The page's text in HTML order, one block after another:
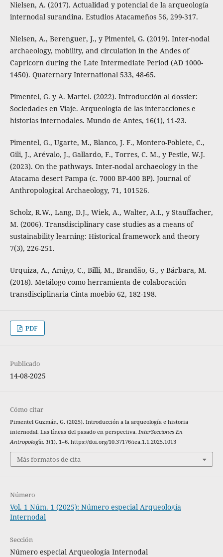
Nielsen, A. (2017). Actualidad y potencial de la arqueología
internodal surandina. Estudios Atacameños 56, 299-317.
Nielsen, A., Berenguer, J., y Pimentel, G. (2019). Inter-nodal
archaeology, mobility, and circulation in the Andes of
Capricorn during the Late Intermediate Period (AD 1000-
1450). Quaternary International 533, 48-65.
Pimentel, G. y A. Martel. (2022). Introducción al dossier:
Sociedades en Viaje. Arqueología de las interacciones e
historias internodales. Mundo de Antes, 16(1), 11-23.
Pimentel, G., Ugarte, M., Blanco, J. F., Montero-Poblete, C.,
Gili, J., Arévalo, J., Gallardo, F., Torres, C. M., y Pestle, W.J.
(2023). On the pathways. Inter-nodal archaeology in the
Atacama desert Pampa (c. 7000 BP-400 BP). Journal of
Anthropological Archaeology, 71, 101526.
Scholz, R.W., Lang, D.J., Wiek, A., Walter, A.I., y Stauffacher,
M. (2006). Transdisciplinary case studies as a means of
sustainability learning: Historical framework and theory
7(3), 226-251.
Urquiza, A., Amigo, C., Billi, M., Brandão, G., y Bárbara, M.
(2018). Metálogo como herramienta de colaboración
transdisciplinaria Cinta moebio 62, 182-198.
PDF
Publicado
14-08-2025
Cómo citar
Pimentel Guzmán, G. (2025). Introducción a la arqueología e historia
internodal. Las líneas del pasado en perspectiva. InterSecciones En
Antropología, 1(1), 1–6. https://doi.org/10.37176/iea.1.1.2025.1013
Más formatos de cita
Número
Vol. 1 Núm. 1 (2025): Número especial Arqueología
Internodal
Sección
Número especial Arqueología Internodal